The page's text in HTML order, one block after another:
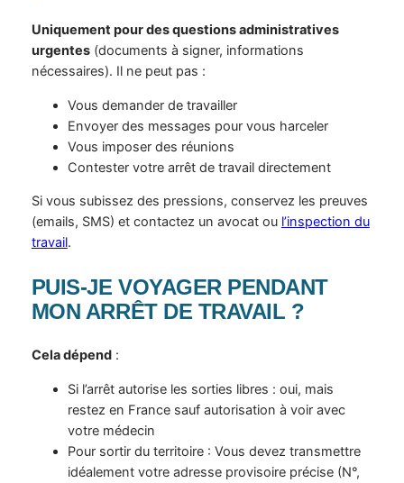
Uniquement pour des questions administratives
urgentes(documents à signer, informations
nécessaires). Il ne peut pas :
Vous demander de travailler
Envoyer des messages pour vous harceler
Vous imposer des réunions
Contester votre arrêt de travail directement
Si vous subissez des pressions, conservez les preuves
(emails, SMS) et contactez un avocat ou l’inspection du
travail.
PUIS-JE VOYAGER PENDANT
MON ARRÊT DE TRAVAIL ?
Cela dépend:
Si l’arrêt autorise les sorties libres : oui, mais
restez en France sauf autorisation à voir avec
votre médecin
Pour sortir du territoire : Vous devez transmettre
idéalement votre adresse provisoire précise (N°,